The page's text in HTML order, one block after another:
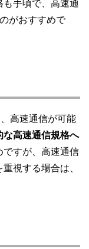
手頃で、高速通
がおすすめで
高速通信が可能
な高速通信規格へ
ですが、高速通信
視する場合は、